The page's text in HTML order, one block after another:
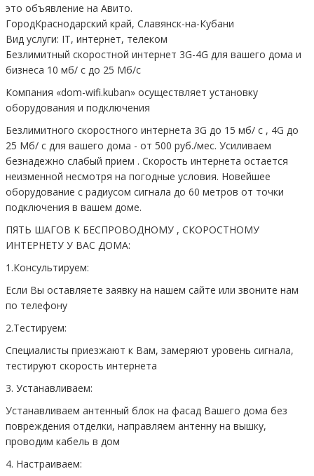
это объявление на Авито.
ГородКраснодарский край, Славянск-на-Кубани
Вид услуги: IT, интернет, телеком
Безлимитный скоростной интернет 3G-4G для вашего дома и
бизнеса 10 мб/ с до 25 Мб/с
Компания «dom-wifi.kuban» осуществляет установку
оборудования и подключения
Безлимитного скоростного интернета 3G до 15 мб/ с , 4G до
25 Мб/ с для вашего дома - от 500 руб./мес. Усиливаем
безнадежно слабый прием . Скорость интернета остается
неизменной несмотря на погодные условия. Новейшее
оборудование с радиусом сигнала до 60 метров от точки
подключения в вашем доме.
ПЯТЬ ШАГОВ К БЕСПРОВОДНОМУ , СКОРОСТНОМУ
ИНТЕРНЕТУ У ВАС ДОМА:
1.Консультируем:
Если Вы оставляете заявку на нашем сайте или звоните нам
по телефону
2.Тестируем:
Специалисты приезжают к Вам, замеряют уровень сигнала,
тестируют скорость интернета
3. Устанавливаем:
Устанавливаем антенный блок на фасад Вашего дома без
повреждения отделки, направляем антенну на вышку,
проводим кабель в дом
4. Настраиваем: